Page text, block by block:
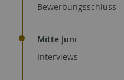
Bewerbungsschluss
Mitte Juni
Interviews